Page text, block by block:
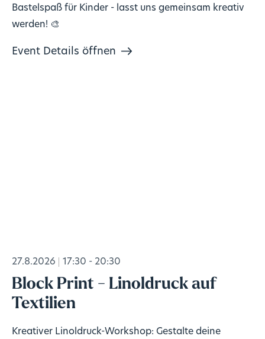
Bastelspaß für Kinder - lasst uns gemeinsam kreativ
werden! 🎨
Event Details öffnen
27.8.2026 17:30 - 20:30
Block Print - Linoldruck auf
Textilien
Kreativer Linoldruck-Workshop: Gestalte deine